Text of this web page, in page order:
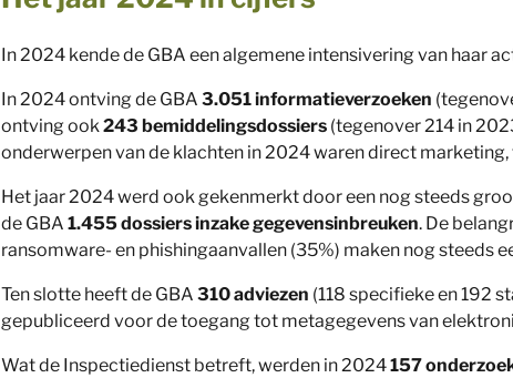
In 2024 kende de GBA een algemene intensivering van haar
In 2024 ontving de GBA 3.051 informatieverzoeken
ontving ook243 bemiddelingsdossiers (tegenover 214 in
onderwerpen van de klachten in 2024 waren direct
Het jaar 2024 werd ook gekenmerkt door een nog steeds
de GBA 1.455 dossiers inzake gegevensinbreuken. De
ransomware- en phishingaanvallen (35%) maken nog steeds
Ten slotte heeft de GBA 310 adviezen (118 specifieke en 192
gepubliceerd voor de toegang tot metagegevens van
Wat de Inspectiedienst betreft, werden in 2024157